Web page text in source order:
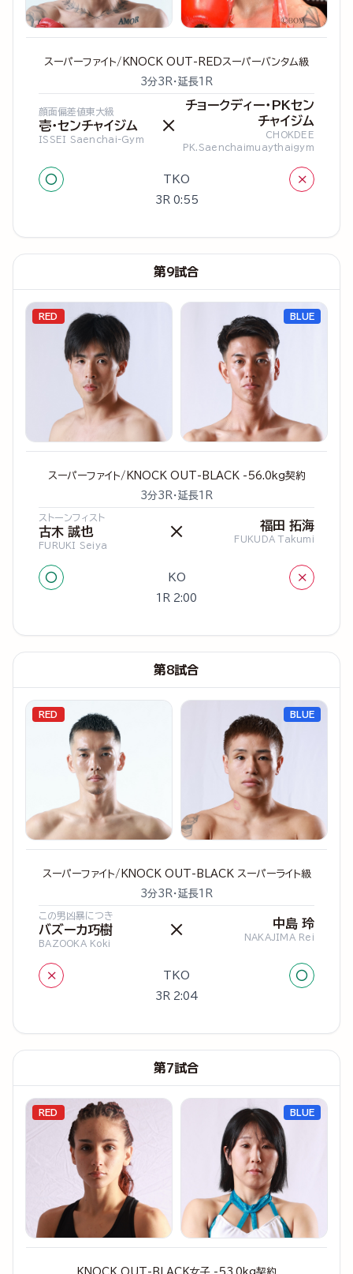
スーパーファイト/KNOCK OUT-REDスーパーバンタム級
3分3R・延長1R
顔面偏差値東大級
壱・センチャイジム
ISSEI Saenchai-Gym
×
チョークディー・PKセン
チャイジム
CHOKDEE
PK.Saenchaimuaythaigym
○ TKO ×
3R 0:55
第9試合
RED
スーパーファイト/KNOCK OUT-BLACK -56.0kg契約
3分3R・延長1R
ストーンフィスト
古木 誠也
FURUKI Seiya
× 福田 拓海
FUKUDA Takumi
○ KO ×
1R 2:00
BLUE
第8試合
RED
スーパーファイト/KNOCK OUT-BLACK スーパーライト級
3分3R・延長1R
この男凶暴につき
バズーカ巧樹
BAZOOKA Koki
× 中島 玲
NAKAJIMA Rei
× TKO ○
3R 2:04
BLUE
第7試合
RED
KNOCK OUT-BLACK女子 -53.0kg契約
BLUE